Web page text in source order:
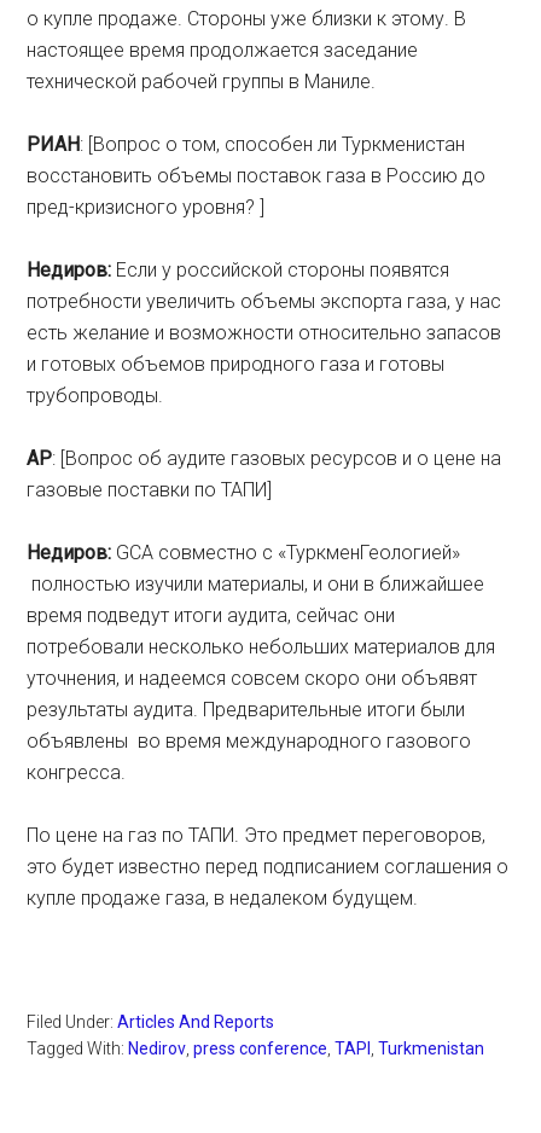
о купле продаже. Стороны уже близки к этому. В
настоящее время продолжается заседание
технической рабочей группы в Маниле.
РИАН: [Вопрос о том, способен ли Туркменистан
восстановить объемы поставок газа в Россию до
пред-кризисного уровня? ]
Недиров: Если у российской стороны появятся
потребности увеличить объемы экспорта газа, у нас
есть желание и возможности относительно запасов
и готовых объемов природного газа и готовы
трубопроводы.
AP: [Вопрос об аудите газовых ресурсов и о цене на
газовые поставки по ТАПИ]
Недиров: GCA совместно с «ТуркменГеологией»
полностью изучили материалы, и они в ближайшее
время подведут итоги аудита, сейчас они
потребовали несколько небольших материалов для
уточнения, и надеемся совсем скоро они объявят
результаты аудита. Предварительные итоги были
объявлены во время международного газового
конгресса.
По цене на газ по ТАПИ. Это предмет переговоров,
это будет известно перед подписанием соглашения о
купле продаже газа, в недалеком будущем.
Filed Under:Articles And Reports
Tagged With: Nedirov ,press conference ,TAPI ,Turkmenistan